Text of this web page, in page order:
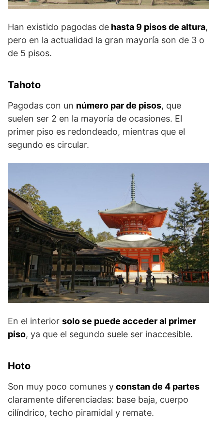
Han existido pagodas de hasta 9 pisos de altura,
pero en la actualidad la gran mayoría son de 3 o
de 5 pisos.
Tahoto
Pagodas con un número par de pisos, que
suelen ser 2 en la mayoría de ocasiones. El
primer piso es redondeado, mientras que el
segundo es circular.
En el interior solo se puede acceder al primer
piso, ya que el segundo suele ser inaccesible.
Hoto
Son muy poco comunes yconstan de 4 partes
claramente diferenciadas: base baja, cuerpo
cilíndrico, techo piramidal y remate.